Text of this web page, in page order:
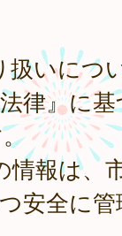
いにつ
律』に
報は、
安全に